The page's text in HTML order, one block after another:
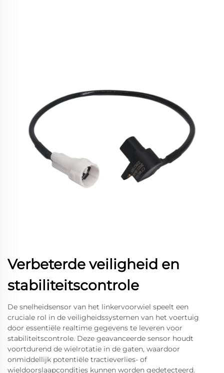
Verbeterde veiligheid en
stabiliteitscontrole
De snelheidsensor van het linkervoorwiel speelt een
cruciale rol in de veiligheidssystemen van het voertuig
door essentiële realtime gegevens te leveren voor
stabiliteitscontrole. Deze geavanceerde sensor houdt
voortdurend de wielrotatie in de gaten, waardoor
onmiddellijk potentiële tractieverlies- of
wieldoorslaapcondities kunnen worden gedetecteerd.